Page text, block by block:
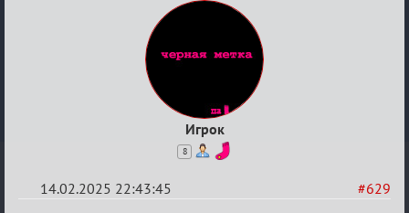
Игрок
8
#629
14.02.2025 22:43:45